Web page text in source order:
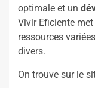
optimale et un
Vivir Eficiente
ressources
divers.
On trouve sur le